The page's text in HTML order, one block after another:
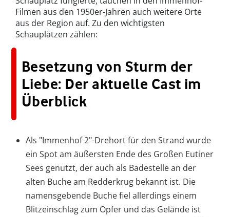
Filmen aus den 1950er-Jahren auch weitere Orte
aus der Region auf. Zu den wichtigsten
Schauplätzen zählen:
Besetzung von Sturm der
Liebe: Der aktuelle Cast im
Überblick
Als "Immenhof 2"-Drehort für den Strand wurde
ein Spot am äußersten Ende des Großen Eutiner
Sees genutzt, der auch als Badestelle an der
alten Buche am Redderkrug bekannt ist. Die
namensgebende Buche fiel allerdings einem
Blitzeinschlag zum Opfer und das Gelände ist